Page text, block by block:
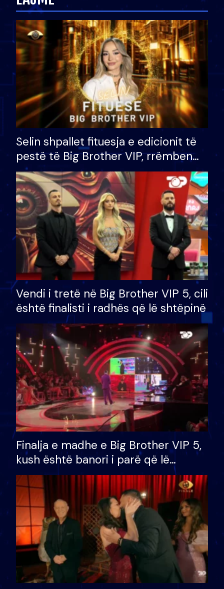
Selin shpallet fituesja e edicionit të
pestë të Big Brother VIP, rrëmben
çmimin e madh prej 100 mijë eurosh
Vendi i tretë në Big Brother VIP 5, cili
është finalisti i radhës që lë shtëpinë
Finalja e madhe e Big Brother VIP 5,
kush është banori i parë që lë
shtëpinë dhe humb mundësinë për
të fituar çmimin e madh